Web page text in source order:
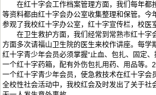
在红十字会工作档案管理方面，我们每年都
等资料都由红十字会办公室收集整理和保管。今
参观了我校红十字办公室，红十字宣传栏，校医
在卫生救护方面，我们经常到常熟市红十字
方面多次请福山卫生院的医生来校作讲座。每
红十字青少年会员必须掌握“止血、包扎、固定
一个红十字药箱，配有外伤包扎用药、用品等
一个红十字青少年会员，使急救技术在红十字
全校性社会活动中，我校红会及时发出了关于